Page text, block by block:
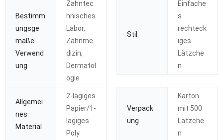
Bestimm
ungsge
mäße
Verwend
ung
Zahntec
hnisches
Labor,
Zahnme
dizin,
Dermatol
ogie
Stil
Einfache
s
rechteck
iges
Lätzche
n
Allgemei
nes
Material
2-lagiges
Papier/1-
lagiges
Poly
Verpack
ung
Karton
mit 500
Lätzche
n